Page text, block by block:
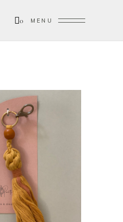
0 MENU